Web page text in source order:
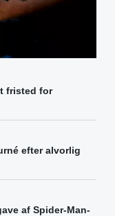
fristed for
efter alvorlig
af Spider-Man-